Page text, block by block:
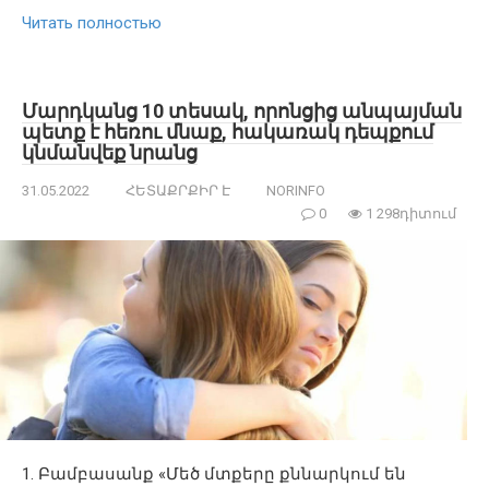
Читать полностью
Մարդկանց 10 տեսակ, որոնցից անպայման
պետք է հեռու մնաք, հակառակ դեպքում
կնմանվեք նրանց
31.05.2022 ՀԵՏԱՔՐՔԻՐ Է
NORINFO
0
1 298դիտում
1. Բամբասանք «Մեծ մտքերը քննարկում են